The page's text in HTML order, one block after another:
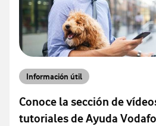
Información útil
Conoce la sección de
tutoriales de Ayuda